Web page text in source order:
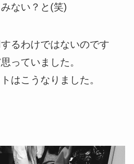
ない？と(笑)
るわけではないのです
っていました。
はこうなりました。